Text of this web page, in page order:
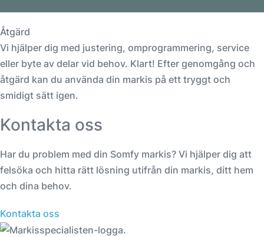
Åtgärd
Vi hjälper dig med justering, omprogrammering, service
eller byte av delar vid behov. Klart! Efter genomgång och
åtgärd kan du använda din markis på ett tryggt och
smidigt sätt igen.
Kontakta oss
Har du problem med din Somfy markis? Vi hjälper dig att
felsöka och hitta rätt lösning utifrån din markis, ditt hem
och dina behov.
Kontakta oss